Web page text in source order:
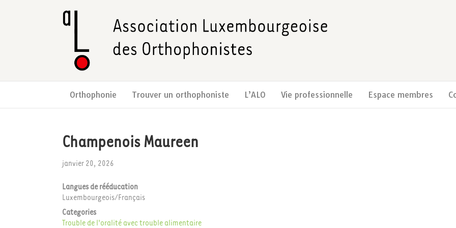
Orthophonie Trouver un orthophoniste L’ALO Vie professionnelle Espace membres
Champenois Maureen
janvier 20, 2026
Langues de rééducation
Luxembourgeois/Français
Categories
Trouble de l'oralité avec trouble alimentaire